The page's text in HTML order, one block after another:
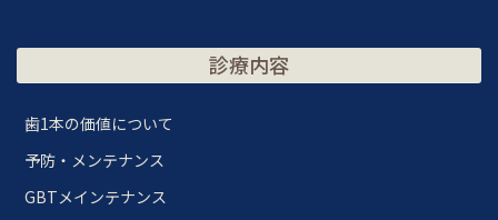
診療内容
歯1本の価値について
予防・メンテナンス
GBTメインテナンス